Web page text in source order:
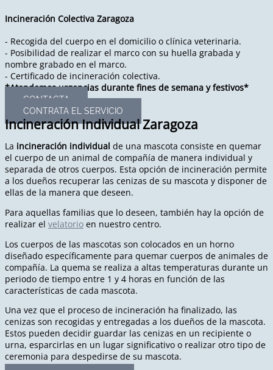
Incineración Colectiva Zaragoza
- Recogida del cuerpo en el domicilio o clínica veterinaria.
- Posibilidad de realizar el marco con su huella grabada y
nombre grabado en el marco.
- Certificado de incineración colectiva.
*Atendemos urgencias durante fines de semana y festivos*
CONTACTA
CONTRATA EL SERVICIO
Incineración Individual Zaragoza
La incineración individual de una mascota consiste en quemar
el cuerpo de un animal de compañía de manera individual y
separada de otros cuerpos. Esta opción de incineración permite
a los dueños recuperar las cenizas de su mascota y disponer de
ellas de la manera que deseen.
Para aquellas familias que lo deseen, también hay la opción de
realizar el velatorio en nuestro centro.
Los cuerpos de las mascotas son colocados en un horno
diseñado específicamente para quemar cuerpos de animales de
compañía. La quema se realiza a altas temperaturas durante un
periodo de tiempo entre 1 y 4 horas en función de las
características de cada mascota.
Una vez que el proceso de incineración ha finalizado, las
cenizas son recogidas y entregadas a los dueños de la mascota.
Estos pueden decidir guardar las cenizas en un recipiente o
urna, esparcirlas en un lugar significativo o realizar otro tipo de
ceremonia para despedirse de su mascota.